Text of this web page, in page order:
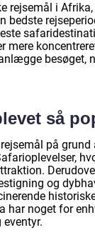
rejsemål i
bedste
mere
besøget,
så
på
og
har noget for